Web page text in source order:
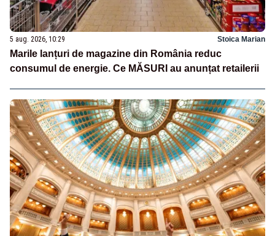
5 aug. 2026, 10:29 Stoica Marian
Marile lanțuri de magazine din România reduc
consumul de energie. Ce MĂSURI au anunțat retailerii